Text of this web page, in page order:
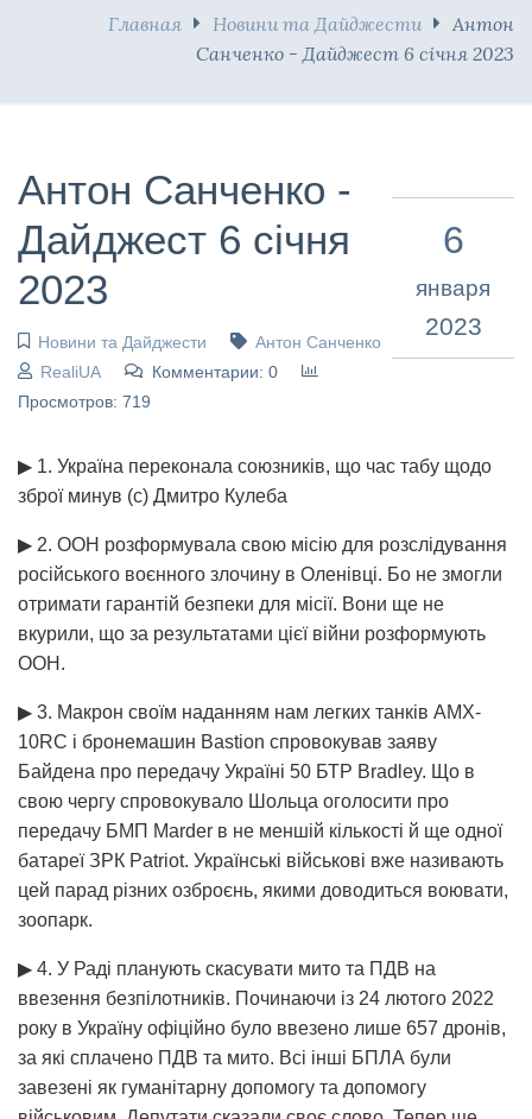
Главная Новини та Дайджести
Антон
Санченко - Дайджест 6 січня 2023
Антон Санченко -
Дайджест 6 січня
2023
Новини та Дайджести
Антон Санченко
RealiUA
Комментарии: 0
Просмотров: 719
6
января
2023
▶ 1. Україна переконала союзників, що час табу щодо
зброї минув (с) Дмитро Кулеба
▶ 2. ООН розформувала свою місію для розслідування
російського воєнного злочину в Оленівці. Бо не змогли
отримати гарантій безпеки для місії. Вони ще не
вкурили, що за результатами цієї війни розформують
ООН.
▶ 3. Макрон своїм наданням нам легких танків AMX-
10RC і бронемашин Bastion спровокував заяву
Байдена про передачу Україні 50 БТР Bradley. Що в
свою чергу спровокувало Шольца оголосити про
передачу БМП Marder в не меншій кількості й ще одної
батареї ЗРК Patriot. Українські військові вже називають
цей парад різних озброєнь, якими доводиться воювати,
зоопарк.
▶ 4. У Раді планують скасувати мито та ПДВ на
ввезення безпілотників. Починаючи із 24 лютого 2022
року в Україну офіційно було ввезено лише 657 дронів,
за які сплачено ПДВ та мито. Всі інші БПЛА були
завезені як гуманітарну допомогу та допомогу